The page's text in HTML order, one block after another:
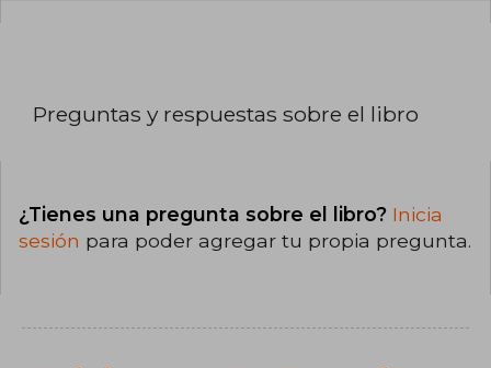
Preguntas y respuestas sobre el libro
¿Tienes una pregunta sobre el libro? Inicia
sesión para poder agregar tu propia pregunta.